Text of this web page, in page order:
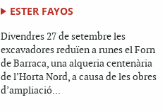
ESTER FAYOS
Divendres 27 de setembre les
excavadores reduïen a runes el Forn
de Barraca, una alqueria centenària
de l’Horta Nord, a causa de les obres
d’ampliació...